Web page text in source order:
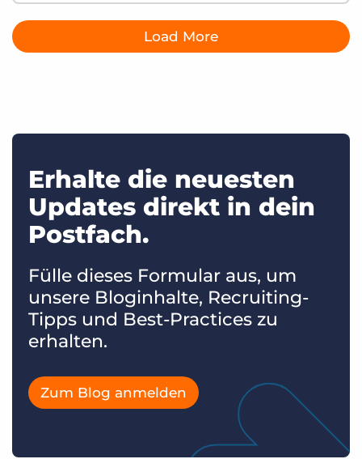
Load More
Erhalte die neuesten
Updates direkt in dein
Postfach.
Fülle dieses Formular aus, um
unsere Bloginhalte, Recruiting-
Tipps und Best-Practices zu
erhalten.
Zum Blog anmelden